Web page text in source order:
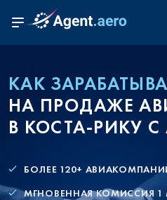
КАК
НА ПРОДАЖЕ
В КОСТА-РИКУ С
БОЛЕЕ 120+
МГНОВЕННАЯ КОМИССИЯ 1